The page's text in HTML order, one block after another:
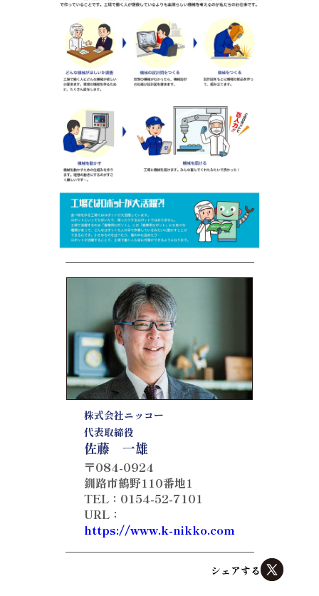
株式会社ニッコー
代表取締役
佐藤 一雄
〒084-0924
釧路市鶴野110番地1
TEL：0154-52-7101
URL：
https://www.k-nikko.com
シェアする